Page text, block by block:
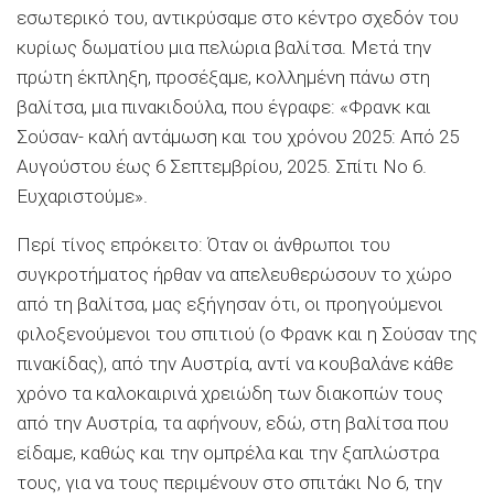
εσωτερικό του, αντικρύσαμε στο κέντρο σχεδόν του
κυρίως δωματίου μια πελώρια βαλίτσα. Μετά την
πρώτη έκπληξη, προσέξαμε, κολλημένη πάνω στη
βαλίτσα, μια πινακιδούλα, που έγραφε: «Φρανκ και
Σούσαν- καλή αντάμωση και του χρόνου 2025: Από 25
Αυγούστου έως 6 Σεπτεμβρίου, 2025. Σπίτι Νο 6.
Ευχαριστούμε».
Περί τίνος επρόκειτο: Όταν οι άνθρωποι του
συγκροτήματος ήρθαν να απελευθερώσουν το χώρο
από τη βαλίτσα, μας εξήγησαν ότι, οι προηγούμενοι
φιλοξενούμενοι του σπιτιού (ο Φρανκ και η Σούσαν της
πινακίδας), από την Αυστρία, αντί να κουβαλάνε κάθε
χρόνο τα καλοκαιρινά χρειώδη των διακοπών τους
από την Αυστρία, τα αφήνουν, εδώ, στη βαλίτσα που
είδαμε, καθώς και την ομπρέλα και την ξαπλώστρα
τους, για να τους περιμένουν στο σπιτάκι Νο 6, την